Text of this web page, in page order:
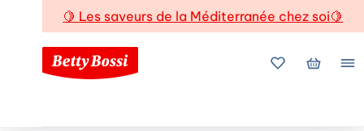
🍋 Les saveurs de la Méditerranée chez soi🍋
Mes favoris
Mon